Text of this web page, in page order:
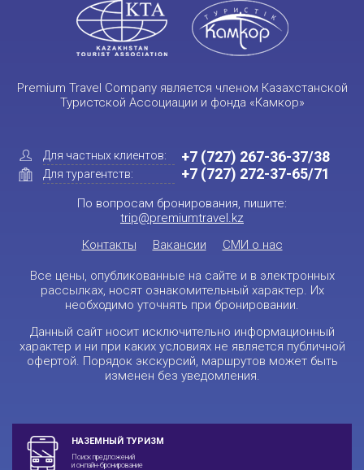
Premium Travel Company является членом Казахстанской
Туристской Ассоциации и фонда «Камкор»
Для частных клиентов:
Для турагентств:
+7 (727) 267-36-37/38
+7 (727) 272-37-65/71
По вопросам бронирования, пишите:
trip@premiumtravel.kz
Контакты
Вакансии СМИ о нас
Все цены, опубликованные на сайте и в электронных
рассылках, носят ознакомительный характер. Их
необходимо уточнять при бронировании.
Данный сайт носит исключительно информационный
характер и ни при каких условиях не является публичной
офертой. Порядок экскурсий, маршрутов может быть
изменен без уведомления.
НАЗЕМНЫЙ ТУРИЗМ
Поиск предложений
и онлайн-бронирование